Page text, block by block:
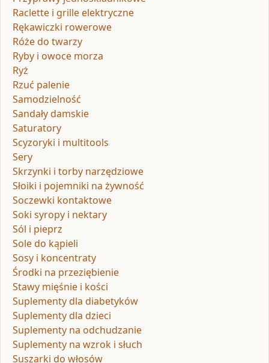
Raclette i grille elektryczne
Rękawiczki rowerowe
Róże do twarzy
Ryby i owoce morza
Ryż
Rzuć palenie
Samodzielność
Sandały damskie
Saturatory
Scyzoryki i multitools
Sery
Skrzynki i torby narzędziowe
Słoiki i pojemniki na żywność
Soczewki kontaktowe
Soki syropy i nektary
Sól i pieprz
Sole do kąpieli
Sosy i koncentraty
Środki na przeziębienie
Stawy mięśnie i kości
Suplementy dla diabetyków
Suplementy dla dzieci
Suplementy na odchudzanie
Suplementy na wzrok i słuch
Suszarki do włosów